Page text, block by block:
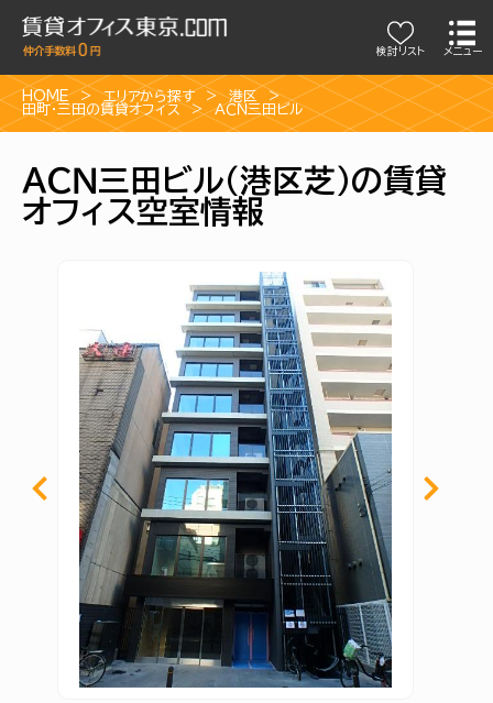
検討リスト メニュー
HOME エリアから探す
港区
田町・三田の賃貸オフィス
ＡＣＮ三田ビル
ＡＣＮ三田ビル（港区芝）の賃貸
オフィス空室情報